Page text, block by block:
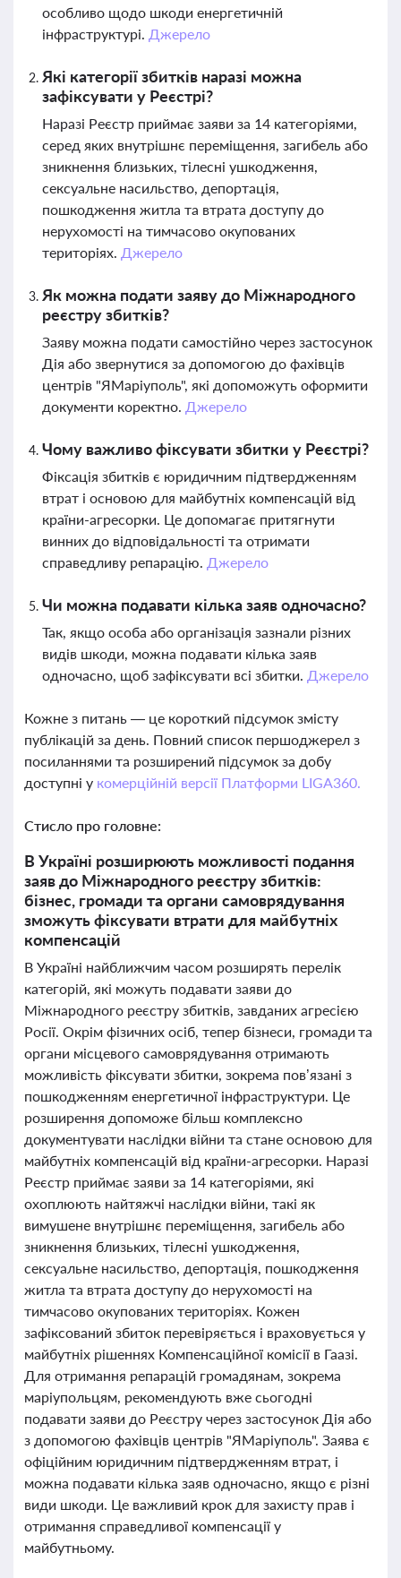
особливо щодо шкоди енергетичній
інфраструктурі. Джерело
Які категорії збитків наразі можна
зафіксувати у Реєстрі?
Наразі Реєстр приймає заяви за 14 категоріями,
серед яких внутрішнє переміщення, загибель або
зникнення близьких, тілесні ушкодження,
сексуальне насильство, депортація,
пошкодження житла та втрата доступу до
нерухомості на тимчасово окупованих
територіях. Джерело
Як можна подати заяву до Міжнародного
реєстру збитків?
Заяву можна подати самостійно через застосунок
Дія або звернутися за допомогою до фахівців
центрів "ЯМаріуполь", які допоможуть оформити
документи коректно. Джерело
Чому важливо фіксувати збитки у Реєстрі?
Фіксація збитків є юридичним підтвердженням
втрат і основою для майбутніх компенсацій від
країни-агресорки. Це допомагає притягнути
винних до відповідальності та отримати
справедливу репарацію. Джерело
Чи можна подавати кілька заяв одночасно?
Так, якщо особа або організація зазнали різних
видів шкоди, можна подавати кілька заяв
одночасно, щоб зафіксувати всі збитки. Джерело
Кожне з питань — це короткий підсумок змісту
публікацій за день. Повний список першоджерел з
посиланнями та розширений підсумок за добу
доступні у комерційній версії Платформи LIGA360.
Стисло про головне:
В Україні розширюють можливості подання
заяв до Міжнародного реєстру збитків:
бізнес, громади та органи самоврядування
зможуть фіксувати втрати для майбутніх
компенсацій
В Україні найближчим часом розширять перелік
категорій, які можуть подавати заяви до
Міжнародного реєстру збитків, завданих агресією
Росії. Окрім фізичних осіб, тепер бізнеси, громади та
органи місцевого самоврядування отримають
можливість фіксувати збитки, зокрема пов’язані з
пошкодженням енергетичної інфраструктури. Це
розширення допоможе більш комплексно
документувати наслідки війни та стане основою для
майбутніх компенсацій від країни-агресорки. Наразі
Реєстр приймає заяви за 14 категоріями, які
охоплюють найтяжчі наслідки війни, такі як
вимушене внутрішнє переміщення, загибель або
зникнення близьких, тілесні ушкодження,
сексуальне насильство, депортація, пошкодження
житла та втрата доступу до нерухомості на
тимчасово окупованих територіях. Кожен
зафіксований збиток перевіряється і враховується у
майбутніх рішеннях Компенсаційної комісії в Гаазі.
Для отримання репарацій громадянам, зокрема
маріупольцям, рекомендують вже сьогодні
подавати заяви до Реєстру через застосунок Дія або
з допомогою фахівців центрів "ЯМаріуполь". Заява є
офіційним юридичним підтвердженням втрат, і
можна подавати кілька заяв одночасно, якщо є різні
види шкоди. Це важливий крок для захисту прав і
отримання справедливої компенсації у
майбутньому.